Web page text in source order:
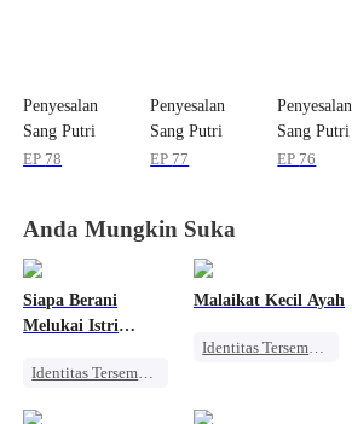
Penyesalan
Sang Putri
Angkat
EP 78
Penyesalan
Sang Putri
Angkat
EP 77
Penyesalan
Sang Putri
Angkat
EP 76
Anda Mungkin Suka
Siapa Berani
Melukai Istri
Identitas Tersembunyi
Malaikat Kecil Ayah
Identitas Tersembunyi
Orang Biasa